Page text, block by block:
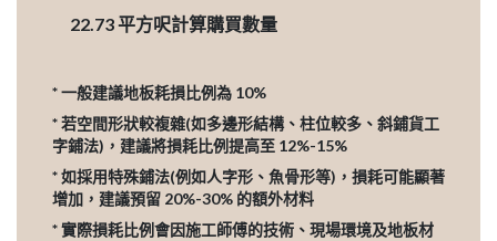
22.73平方呎計算購買數量
* 一般建議地板耗損比例為 10%
* 若空間形狀較複雜(如多邊形結構、柱位較多、斜鋪貨工
字鋪法)，建議將損耗比例提高至 12%-15%
* 如採用特殊鋪法(例如人字形、魚骨形等)，損耗可能顯著
增加，建議預留 20%-30% 的額外材料
* 實際損耗比例會因施工師傅的技術、現場環境及地板材